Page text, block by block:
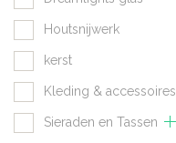
Houtsnijwerk
kerst
Kleding & accessoires
Sieraden en Tassen